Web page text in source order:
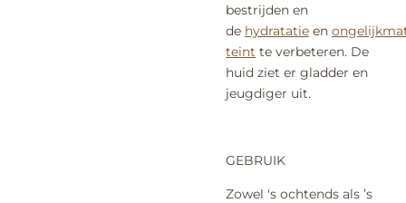
bestrijden en
de hydratatie en
teint te verbeteren. De
huid ziet er gladder en
jeugdiger uit.
GEBRUIK
Zowel 's ochtends als ’s